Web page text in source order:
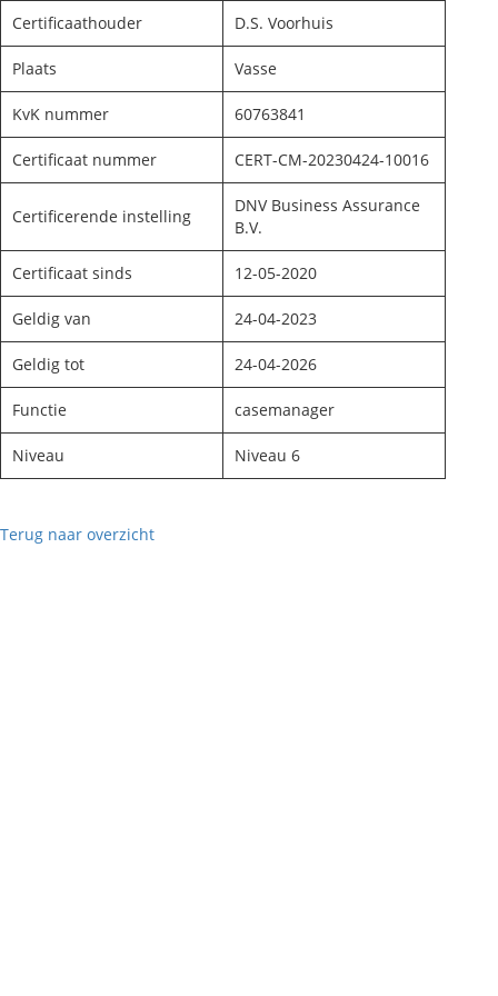
Certificaathouder D.S. Voorhuis
Plaats Vasse
KvK nummer 60763841
Certificaat nummer CERT-CM-20230424-10016
Certificerende instelling
DNV Business Assurance
B.V.
Certificaat sinds 12-05-2020
Geldig van 24-04-2023
Geldig tot 24-04-2026
Functie casemanager
Niveau Niveau 6
Terug naar overzicht